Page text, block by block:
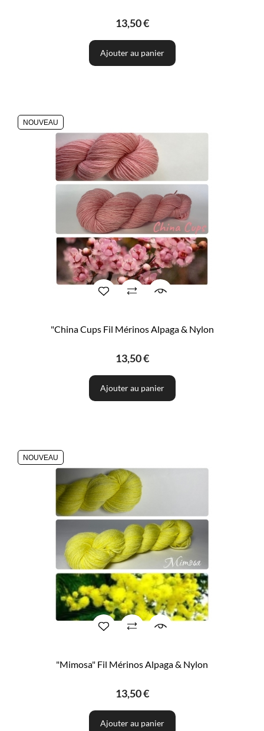
13,50 €
Ajouter au panier
NOUVEAU
"China Cups Fil Mérinos Alpaga & Nylon
13,50 €
Ajouter au panier
NOUVEAU
"Mimosa" Fil Mérinos Alpaga & Nylon
13,50 €
Ajouter au panier